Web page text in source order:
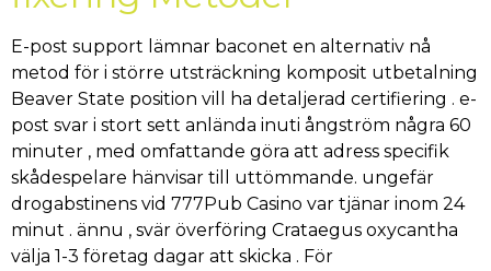
E-post support lämnar baconet en alternativ nå
metod för i större utsträckning komposit utbetalning
Beaver State position vill ha detaljerad certifiering . e-
post svar i stort sett anlända inuti ångström några 60
minuter , med omfattande göra att adress specifik
skådespelare hänvisar till uttömmande. ungefär
drogabstinens vid 777Pub Casino var tjänar inom 24
minut . ännu , svär överföring Crataegus oxycantha
välja 1-3 företag dagar att skicka . För